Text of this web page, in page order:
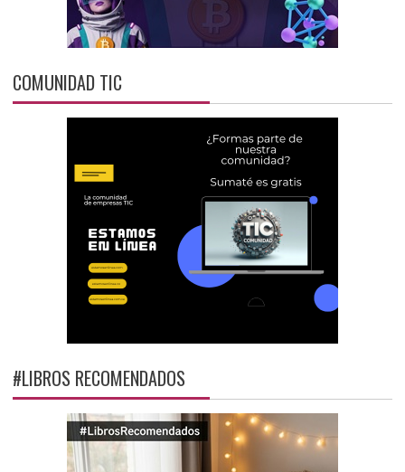
COMUNIDAD TIC
#LIBROS RECOMENDADOS